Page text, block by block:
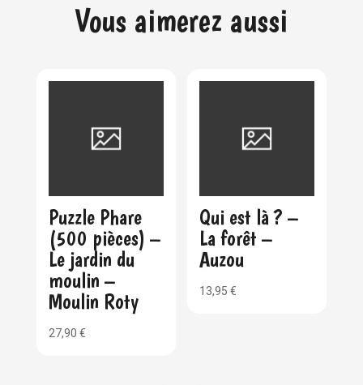
Vous aimerez aussi
Puzzle Phare
(500 pièces) –
Le jardin du
moulin –
Moulin Roty
27,90 €
Qui est là ? –
La forêt –
Auzou
13,95€